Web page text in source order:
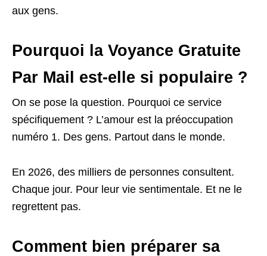
aux gens.
Pourquoi la Voyance Gratuite
Par Mail est-elle si populaire ?
On se pose la question. Pourquoi ce service
spécifiquement ? L’amour est la préoccupation
numéro 1. Des gens. Partout dans le monde.
En 2026, des milliers de personnes consultent.
Chaque jour. Pour leur vie sentimentale. Et ne le
regrettent pas.
Comment bien préparer sa